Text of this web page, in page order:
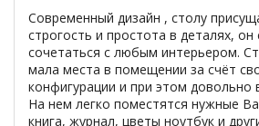
Современный дизайн , столу
строгость и простота в деталях, он
сочетаться с любым интерьером.
мала места в помещении за счёт
конфигурации и при этом довольно
На нем легко поместятся нужные
книга, журнал, цветы ноутбук и